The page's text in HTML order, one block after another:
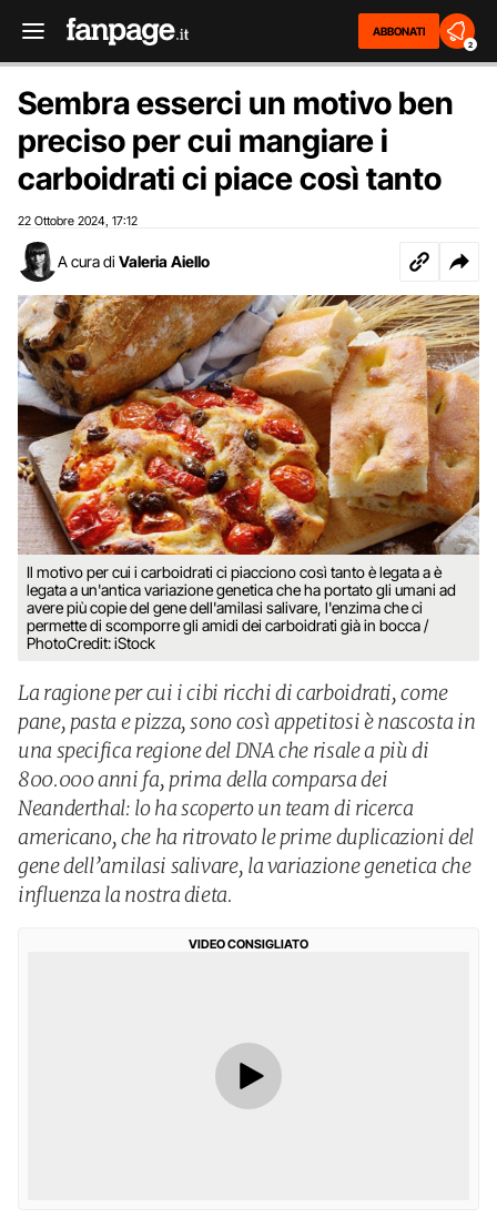
ABBONATI
2
Sembra esserci un motivo ben
preciso per cui mangiare i
carboidrati ci piace così tanto
22 Ottobre 2024 17:12
A cura di Valeria Aiello
Il motivo per cui i carboidrati ci piacciono così tanto è legata a è
legata a un'antica variazione genetica che ha portato gli umani ad
avere più copie del gene dell'amilasi salivare, l'enzima che ci
permette di scomporre gli amidi dei carboidrati già in bocca /
PhotoCredit: iStock
La ragione per cui i cibi ricchi di carboidrati, come
pane, pasta e pizza, sono così appetitosi è nascosta in
una specifica regione del DNA che risale a più di
800.000 anni fa, prima della comparsa dei
Neanderthal: lo ha scoperto un team di ricerca
americano, che ha ritrovato le prime duplicazioni del
gene dell’amilasi salivare, la variazione genetica che
influenza la nostra dieta.
VIDEO CONSIGLIATO